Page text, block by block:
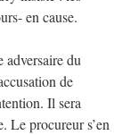
en cause.
du
de
Il sera
Le procureur s’en